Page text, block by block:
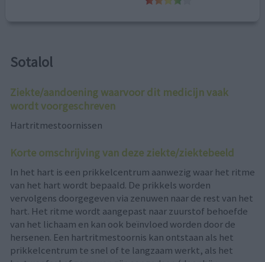
Sotalol
Ziekte/aandoening waarvoor dit medicijn vaak
wordt voorgeschreven
Hartritmestoornissen
Korte omschrijving van deze ziekte/ziektebeeld
In het hart is een prikkelcentrum aanwezig waar het ritme
van het hart wordt bepaald. De prikkels worden
vervolgens doorgegeven via zenuwen naar de rest van het
hart. Het ritme wordt aangepast naar zuurstof behoefde
van het lichaam en kan ook beïnvloed worden door de
hersenen. Een hartritmestoornis kan ontstaan als het
prikkelcentrum te snel of te langzaam werkt, als het